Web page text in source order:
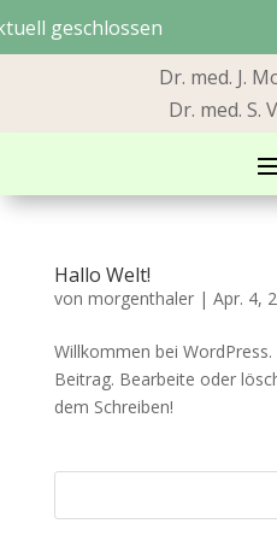
geschlossen
Dr. med. J.
Dr. med. S.
Hallo Welt!
von morgenthaler| Apr. 4,
Willkommen bei
Beitrag. Bearbeite oder
dem Schreiben!